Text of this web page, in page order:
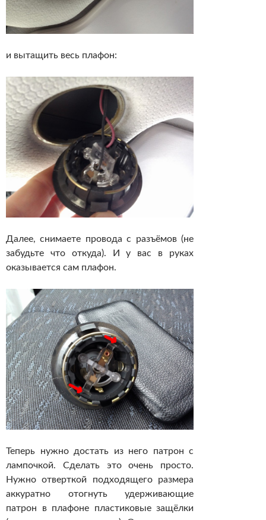
и вытащить весь плафон:
Далее, снимаете провода с разъёмов (не
забудьте что откуда). И у вас в руках
оказывается сам плафон.
Теперь нужно достать из него патрон с
лампочкой. Сделать это очень просто.
Нужно отверткой подходящего размера
аккуратно отогнуть удерживающие
патрон в плафоне пластиковые защёлки